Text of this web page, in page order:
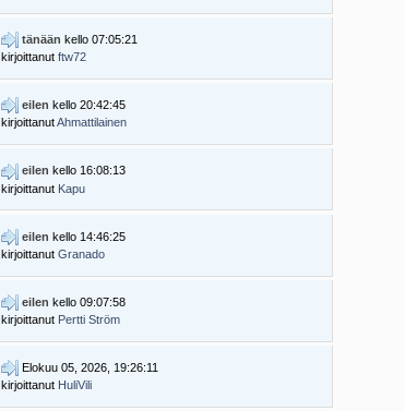
tänään kello 07:05:21
kirjoittanutftw72
eilen kello 20:42:45
kirjoittanutAhmattilainen
eilen kello 16:08:13
kirjoittanut Kapu
eilen kello 14:46:25
kirjoittanutGranado
eilen kello 09:07:58
kirjoittanut Pertti Ström
Elokuu 05, 2026, 19:26:11
kirjoittanut HuliVili